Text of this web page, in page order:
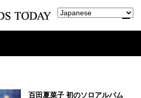
百田夏菜子 初のソロアルバム